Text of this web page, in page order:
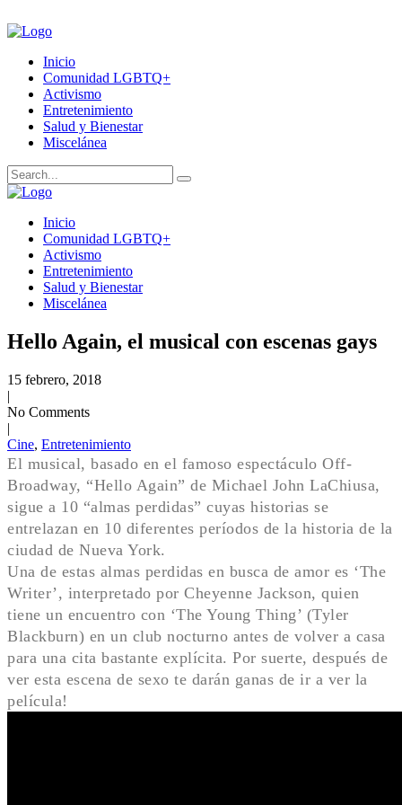
Inicio
Comunidad LGBTQ+
Activismo
Entretenimiento
Salud y Bienestar
Miscelánea
Inicio
Comunidad LGBTQ+
Activismo
Entretenimiento
Salud y Bienestar
Miscelánea
Hello Again, el musical con escenas gays
15 febrero, 2018
|
No Comments
|
Cine, Entretenimiento
El musical, basado en el famoso espectáculo Off-
Broadway, “Hello Again” de Michael John LaChiusa,
sigue a 10 “almas perdidas” cuyas historias se
entrelazan en 10 diferentes períodos de la historia de la
ciudad de Nueva York.
Una de estas almas perdidas en busca de amor es ‘The
Writer’, interpretado por Cheyenne Jackson, quien
tiene un encuentro con ‘The Young Thing’ (Tyler
Blackburn) en un club nocturno antes de volver a casa
para una cita bastante explícita. Por suerte, después de
ver esta escena de sexo te darán ganas de ir a ver la
película!